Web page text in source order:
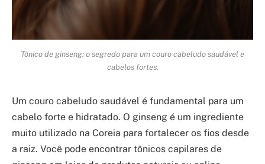
Tônico de ginseng: o segredo para um couro cabeludo saudável e
cabelos fortes.
Um couro cabeludo saudável é fundamental para um
cabelo forte e hidratado. O ginseng é um ingrediente
muito utilizado na Coreia para fortalecer os fios desde
a raiz. Você pode encontrar tônicos capilares de